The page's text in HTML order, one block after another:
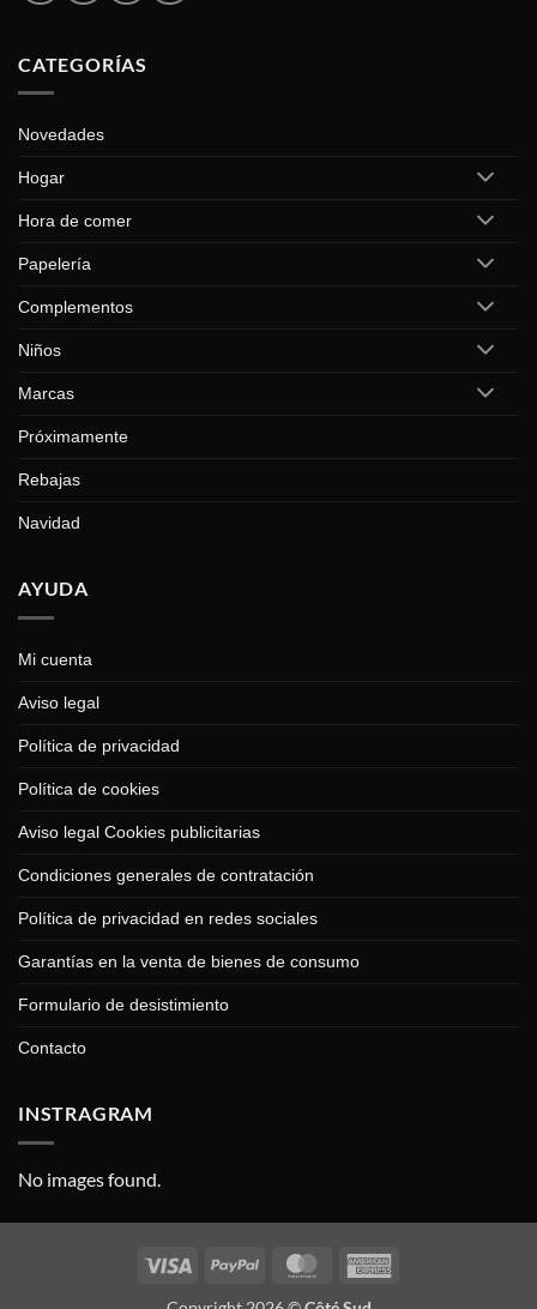
CATEGORÍAS
Novedades
Hogar
Hora de comer
Papelería
Complementos
Niños
Marcas
Próximamente
Rebajas
Navidad
AYUDA
Mi cuenta
Aviso legal
Política de privacidad
Política de cookies
Aviso legal Cookies publicitarias
Condiciones generales de contratación
Política de privacidad en redes sociales
Garantías en la venta de bienes de consumo
Formulario de desistimiento
Contacto
INSTRAGRAM
No images found.
Visa PayPal MasterCard